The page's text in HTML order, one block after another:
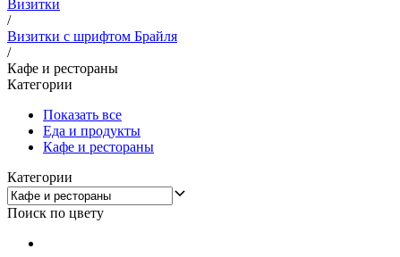
Визитки
/
Визитки с шрифтом Брайля
/
Кафе и рестораны
Категории
Показать все
Еда и продукты
Кафе и рестораны
Категории
Поиск по цвету